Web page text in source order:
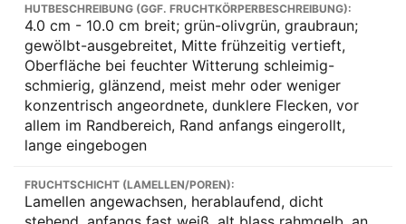
HUTBESCHREIBUNG (GGF. FRUCHTKÖRPERBESCHREIBUNG):
4.0 cm - 10.0 cm breit; grün-olivgrün, graubraun;
gewölbt-ausgebreitet, Mitte frühzeitig vertieft,
Oberfläche bei feuchter Witterung schleimig-
schmierig, glänzend, meist mehr oder weniger
konzentrisch angeordnete, dunklere Flecken, vor
allem im Randbereich, Rand anfangs eingerollt,
lange eingebogen
FRUCHTSCHICHT (LAMELLEN/POREN):
Lamellen angewachsen, herablaufend, dicht